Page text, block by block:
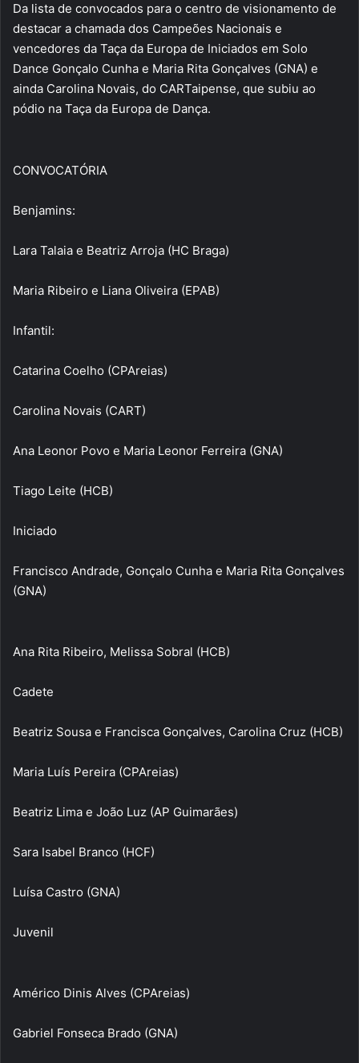
Da lista de convocados para o centro de visionamento de
destacar a chamada dos Campeões Nacionais e
vencedores da Taça da Europa de Iniciados em Solo
Dance Gonçalo Cunha e Maria Rita Gonçalves (GNA) e
ainda Carolina Novais, do CARTaipense, que subiu ao
pódio na Taça da Europa de Dança.
CONVOCATÓRIA
Benjamins:
Lara Talaia e Beatriz Arroja (HC Braga)
Maria Ribeiro e Liana Oliveira (EPAB)
Infantil:
Catarina Coelho (CPAreias)
Carolina Novais (CART)
Ana Leonor Povo e Maria Leonor Ferreira (GNA)
Tiago Leite (HCB)
Iniciado
Francisco Andrade, Gonçalo Cunha e Maria Rita Gonçalves
(GNA)
Ana Rita Ribeiro, Melissa Sobral (HCB)
Cadete
Beatriz Sousa e Francisca Gonçalves, Carolina Cruz (HCB)
Maria Luís Pereira (CPAreias)
Beatriz Lima e João Luz (AP Guimarães)
Sara Isabel Branco (HCF)
Luísa Castro (GNA)
Juvenil
Américo Dinis Alves (CPAreias)
Gabriel Fonseca Brado (GNA)